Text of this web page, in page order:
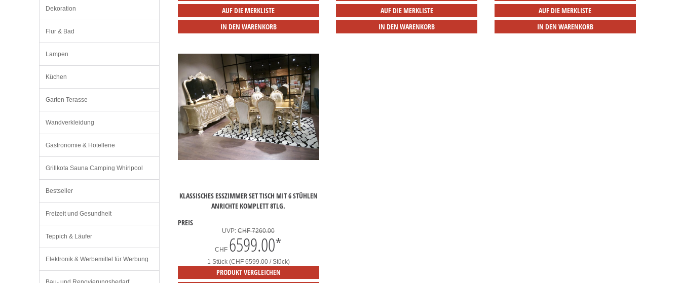
AUF DIE MERKLISTE
IN DEN WARENKORB
AUF DIE MERKLISTE
IN DEN WARENKORB
AUF DIE MERKLISTE
IN DEN WARENKORB
KLASSISCHES ESSZIMMER SET TISCH MIT 6 STÜHLEN
ANRICHTE KOMPLETT 8TLG.
PREIS
UVP:CHF 7260.00
CHF 6599.00*
1 Stück (CHF 6599.00 / Stück)
PRODUKT VERGLEICHEN
Dekoration
Flur & Bad
Lampen
Küchen
Garten Terasse
Wandverkleidung
Gastronomie & Hotellerie
Grillkota Sauna Camping Whirlpool
Bestseller
Freizeit und Gesundheit
Teppich & Läufer
Elektronik & Werbemittel für Werbung